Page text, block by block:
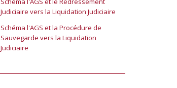
Judiciaire vers la Liquidation Judiciaire
Schéma l'AGS et la Procédure de
Sauvegarde vers la Liquidation
Judiciaire